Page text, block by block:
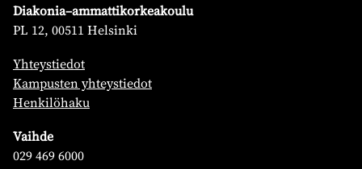
Diakonia–ammattikorkeakoulu
PL 12, 00511 Helsinki
Yhteystiedot
Kampusten yhteystiedot
Henkilöhaku
Vaihde
029 469 6000